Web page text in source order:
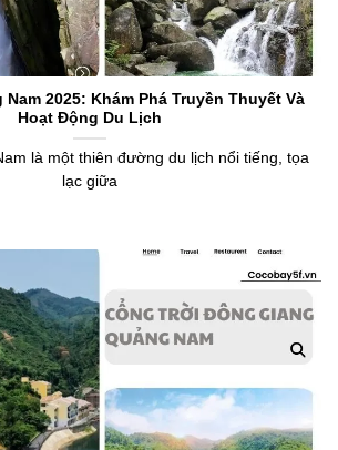
2025: Khám Phá Truyền Thuyết Và
Hoạt Động Du Lịch
là một thiên đường du lịch nổi tiếng, tọa
lạc giữa